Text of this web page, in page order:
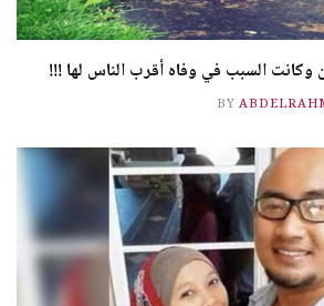
وكانت السبب في وفاه أقرب الناس لها !!!
BY